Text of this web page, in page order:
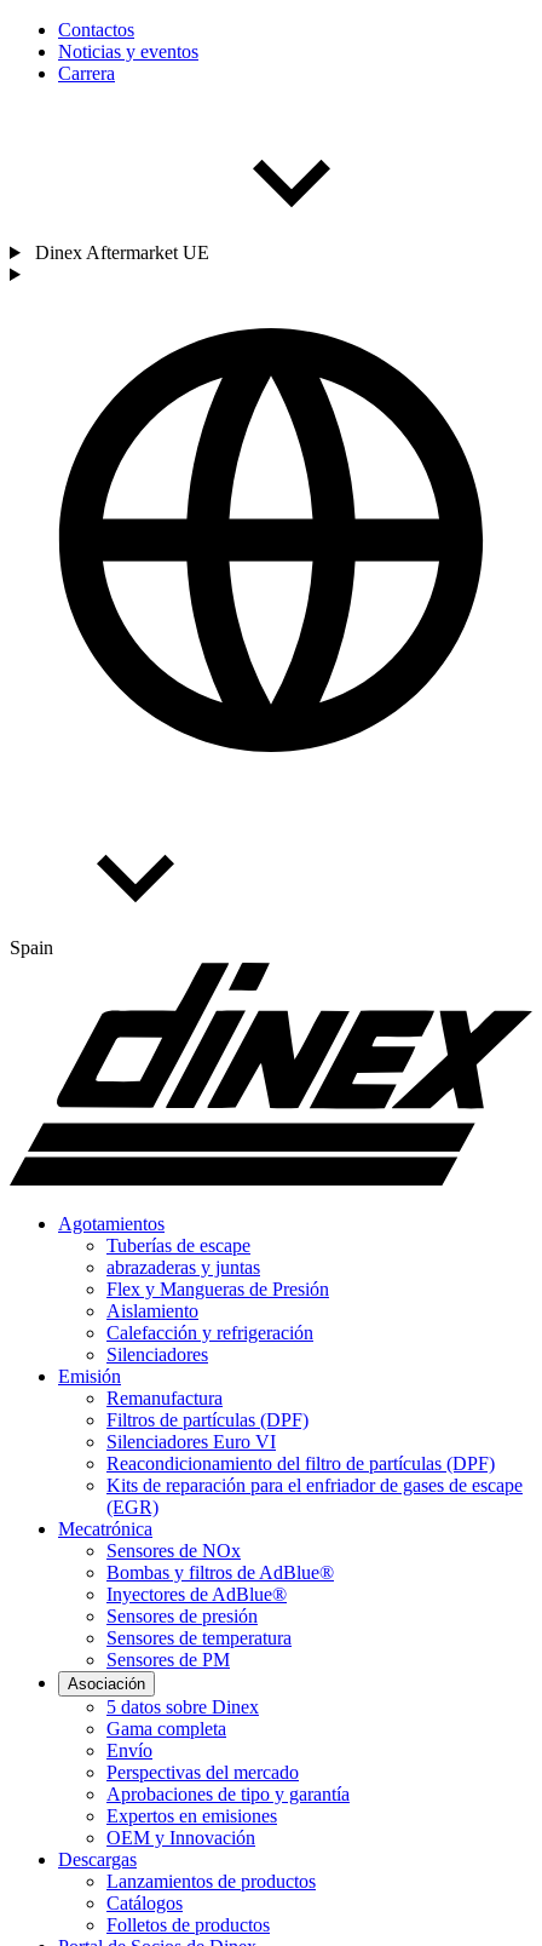
Contactos
Noticias y eventos
Carrera
Dinex Aftermarket UE
Spain
Agotamientos
Tuberías de escape
abrazaderas y juntas
Flex y Mangueras de Presión
Aislamiento
Calefacción y refrigeración
Silenciadores
Emisión
Remanufactura
Filtros de partículas (DPF)
Silenciadores Euro VI
Reacondicionamiento del filtro de partículas (DPF)
Kits de reparación para el enfriador de gases de escape
(EGR)
Mecatrónica
Sensores de NOx
Bombas y filtros de AdBlue®
Inyectores de AdBlue®
Sensores de presión
Sensores de temperatura
Sensores de PM
Asociación
5 datos sobre Dinex
Gama completa
Envío
Perspectivas del mercado
Aprobaciones de tipo y garantía
Expertos en emisiones
OEM y Innovación
Descargas
Lanzamientos de productos
Catálogos
Folletos de productos